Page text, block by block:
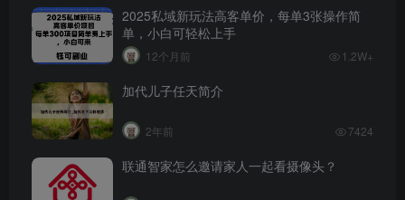
2025私域新玩法高客单价，每单3张操作简
单，小白可轻松上手
12个月前 1.2W+
加代儿子任天简介
2年前 7424
联通智家怎么邀请家人一起看摄像头？